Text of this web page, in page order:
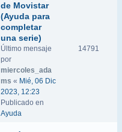
de Movistar
(Ayuda para
completar
una serie)
Último mensaje
por
miercoles_ada
ms « Mié, 06 Dic
2023, 12:23
Publicado en
Ayuda
14791